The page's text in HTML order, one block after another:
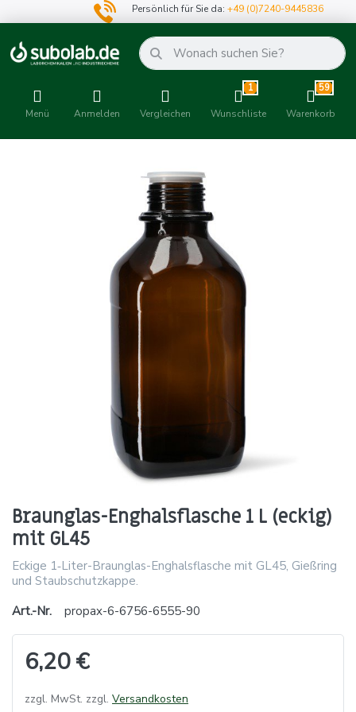
Persönlich für Sie da:+49 (0)7240-9445836
Menü Anmelden Vergleichen
1
Wunschliste
59
Warenkorb
Braunglas-Enghalsflasche 1 L (eckig)
mit GL45
Eckige 1‑Liter-Braunglas-Enghalsflasche mit GL45, Gießring
und Staubschutzkappe.
Art.-Nr.
propax-6-6756-6555-90
6,20 €
zzgl. MwSt. zzgl. Versandkosten